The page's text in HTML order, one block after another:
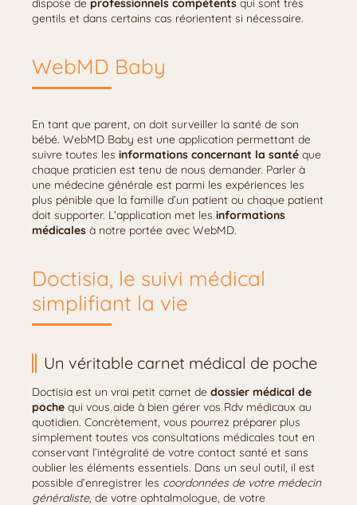
dispose de professionnels compétents qui sont très
gentils et dans certains cas réorientent si nécessaire.
WebMD Baby
En tant que parent, on doit surveiller la santé de son
bébé. WebMD Baby est une application permettant de
suivre toutes les informations concernant la santé que
chaque praticien est tenu de nous demander. Parler à
une médecine générale est parmi les expériences les
plus pénible que la famille d’un patient ou chaque patient
doit supporter. L’application met les informations
médicales à notre portée avec WebMD.
Doctisia, le suivi médical
simplifiant la vie
Un véritable carnet médical de poche
Doctisia est un vrai petit carnet de dossier médical de
poche qui vous aide à bien gérer vos Rdv médicaux au
quotidien. Concrètement, vous pourrez préparer plus
simplement toutes vos consultations médicales tout en
conservant l’intégralité de votre contact santé et sans
oublier les éléments essentiels. Dans un seul outil, il est
possible d’enregistrer les coordonnées de votre médecin
généraliste, de votre ophtalmologue, de votre